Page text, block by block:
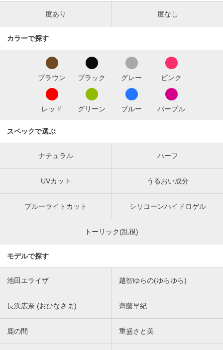
度あり 度なし
カラーで探す
ブラウン ブラック グレー ピンク
レッド グリーン ブルー パープル
スペックで選ぶ
ナチュラル ハーフ
UVカット うるおい成分
ブルーライトカット シリコーンハイドロゲル
トーリック(乱視)
モデルで探す
池田エライザ 越智ゆらの(ゆらゆら)
長浜広奈 (おひなさま) 齊藤早紀
鹿の間 重盛さと美